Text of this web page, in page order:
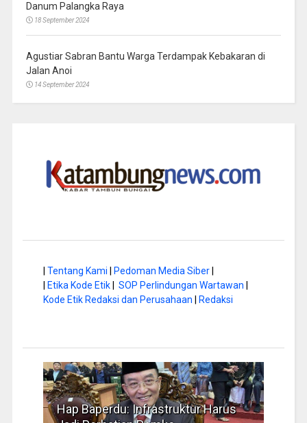
Danum Palangka Raya
18 September 2024
Agustiar Sabran Bantu Warga Terdampak Kebakaran di
Jalan Anoi
14 September 2024
Tentang Kami Pedoman Media Siber|
Etika Kode Etik| SOP Perlindungan Wartawan
Kode Etik Redaksi dan Perusahaan
Redaksi
Musim Kemarau, DPRD Dorong